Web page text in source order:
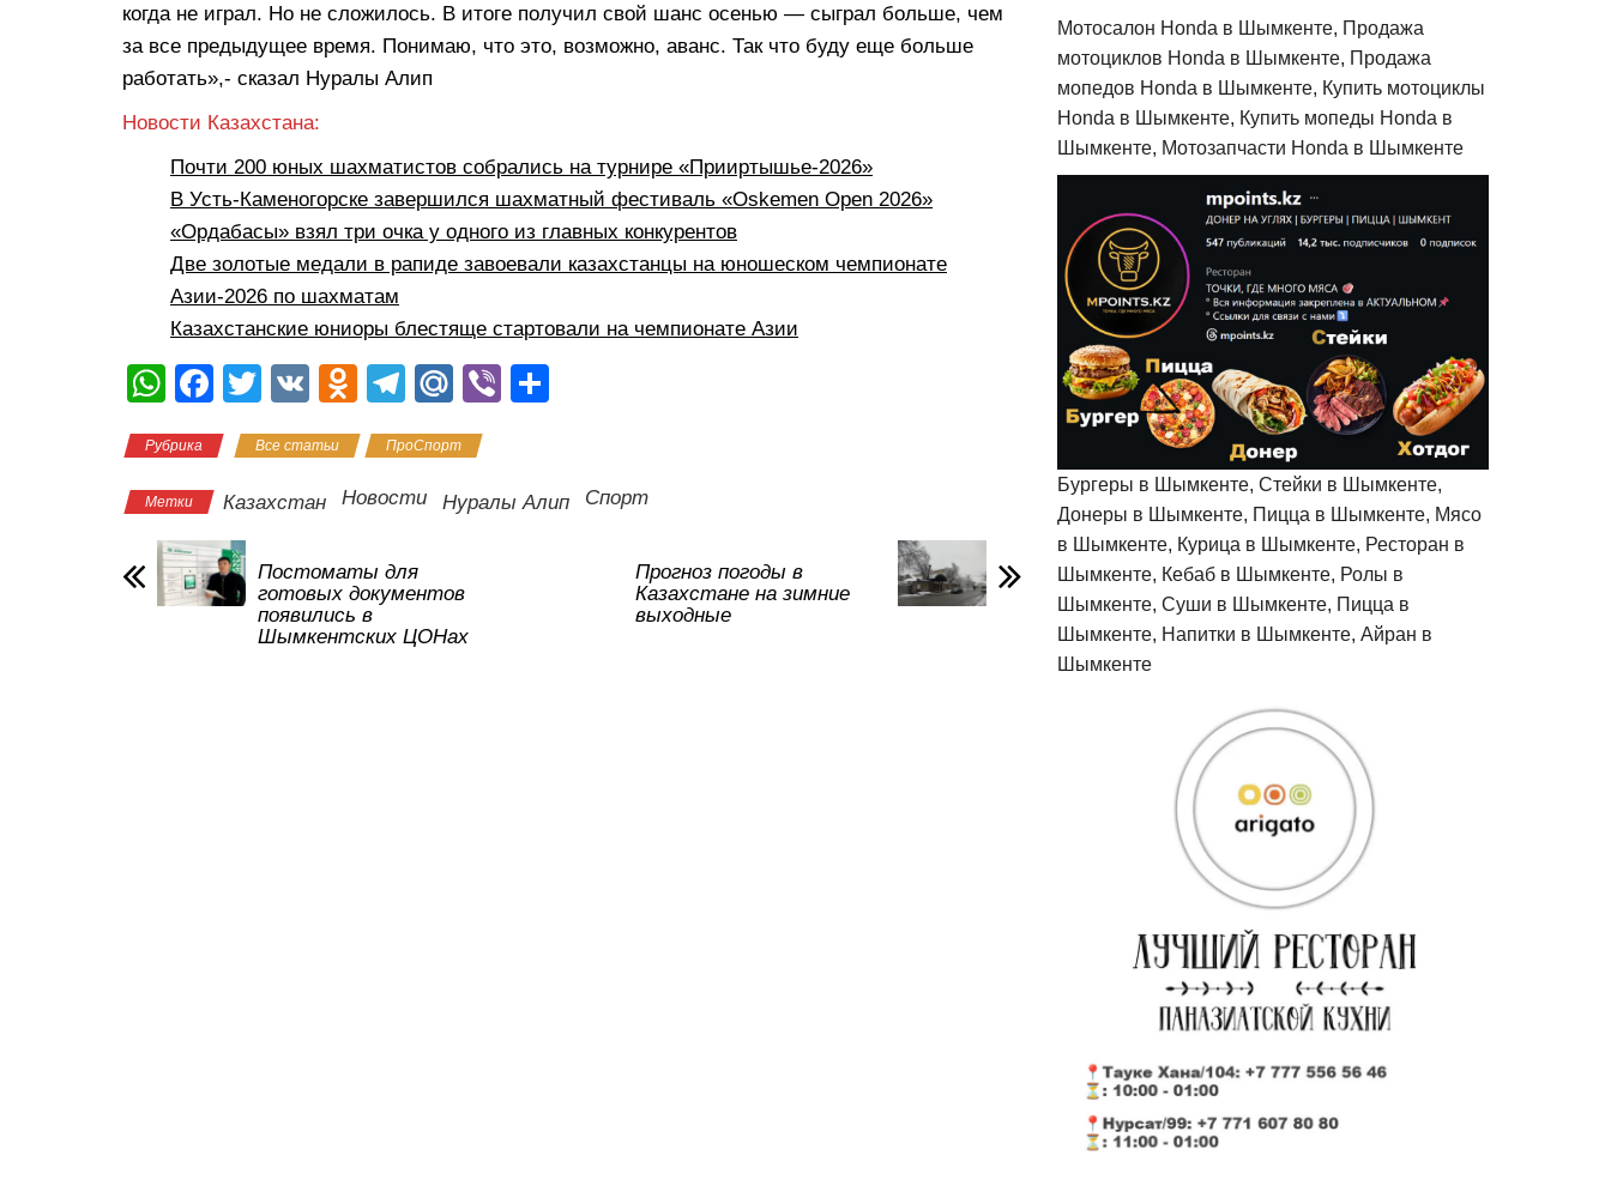
когда не играл. Но не сложилось. В итоге получил свой шанс осенью — сыграл больше, чем
за все предыдущее время. Понимаю, что это, возможно, аванс. Так что буду еще больше
работать»,- сказал Нуралы Алип
Новости Казахстана:
Почти 200 юных шахматистов собрались на турнире «Прииртышье-2026»
В Усть-Каменогорске завершился шахматный фестиваль «Oskemen Open 2026»
«Ордабасы» взял три очка у одного из главных конкурентов
Две золотые медали в рапиде завоевали казахстанцы на юношеском чемпионате
Азии-2026 по шахматам
Казахстанские юниоры блестяще стартовали на чемпионате Азии
W
at
s
A
p
p
F
c
e
b
o
o
T
tt
er
V
O
n
o
a
ss
ni
T
e
gr
m
M
.R
u
Vi
а
Рубрика Все статьи ПроСпорт
Метки Казахстан Новости Нуралы Алип Спорт
Постоматы для
готовых документов
появились в
Шымкентских ЦОНах
Прогноз погоды в
Казахстане на зимние
выходные
Мотосалон Honda в Шымкенте, Продажа
мотоциклов Honda в Шымкенте, Продажа
мопедов Honda в Шымкенте, Купить мотоциклы
Honda в Шымкенте, Купить мопеды Honda в
Шымкенте, Мотозапчасти Honda в Шымкенте
Бургеры в Шымкенте, Стейки в Шымкенте,
Донеры в Шымкенте, Пицца в Шымкенте, Мясо
в Шымкенте, Курица в Шымкенте, Ресторан в
Шымкенте, Кебаб в Шымкенте, Ролы в
Шымкенте, Суши в Шымкенте, Пицца в
Шымкенте, Напитки в Шымкенте, Айран в
Шымкенте